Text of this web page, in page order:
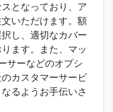
となっており、ア
いただけます。額
し、適切なカバー
ます。また、マッ
サーなどのオプシ
カスタマーサービ
るようお手伝いさ